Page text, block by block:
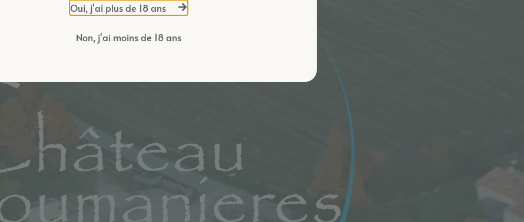
Oui, j'ai plus de 18 ans
Non, j'ai moins de 18 ans